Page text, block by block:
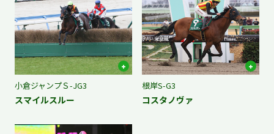
小倉ジャンプＳ-JG3
スマイルスルー
根岸S-G3
コスタノヴァ